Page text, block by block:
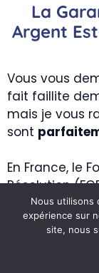
La
Argent
Vous vous
fait faillite
mais je vous
sont
En France, le
Résolution
garantie
comptes,
livrets
Nous utilisons
expérience sur
site, nous